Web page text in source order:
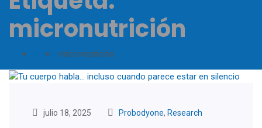
micronutrición
Home -micronutrición
julio 18, 2025 Probodyone, Research